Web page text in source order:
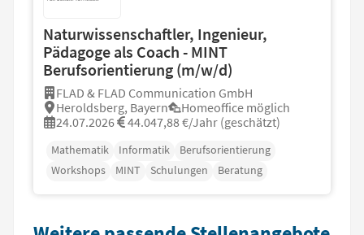
Naturwissenschaftler, Ingenieur,
Pädagoge als Coach - MINT
Berufsorientierung (m/w/d)
FLAD & FLAD Communication GmbH
Heroldsberg, Bayern
Homeoffice möglich
24.07.2026
44.047,88 €/Jahr (geschätzt)
Mathematik Informatik
Berufsorientierung
Workshops
MINT Schulungen Beratung